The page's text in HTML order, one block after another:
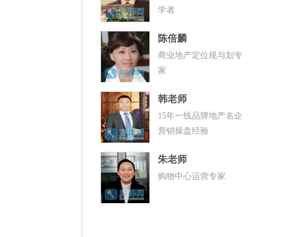
学者
陈倍麟
商业地产定位规与划专
家
韩老师
15年一线品牌地产名企
营销操盘经验
朱老师
购物中心运营专家